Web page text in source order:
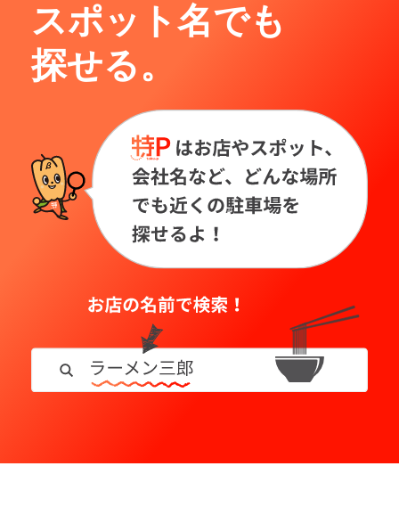
スポット名でも
探せる。